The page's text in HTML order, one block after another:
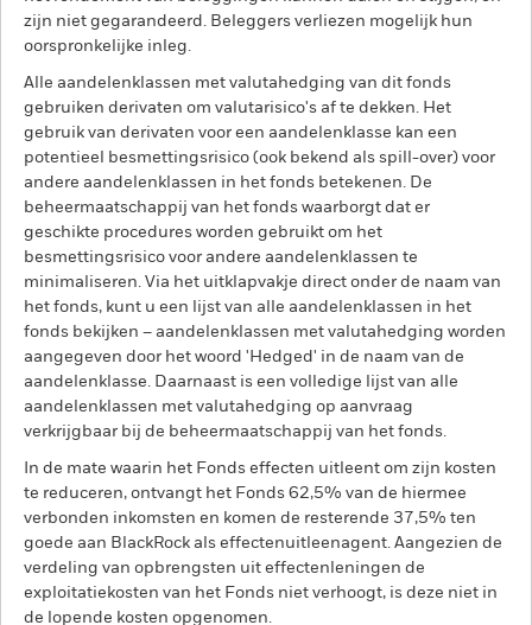
zijn niet gegarandeerd. Beleggers verliezen mogelijk hun
oorspronkelijke inleg.
Alle aandelenklassen met valutahedging van dit fonds
gebruiken derivaten om valutarisico's af te dekken. Het
gebruik van derivaten voor een aandelenklasse kan een
potentieel besmettingsrisico (ook bekend als spill-over) voor
andere aandelenklassen in het fonds betekenen. De
beheermaatschappij van het fonds waarborgt dat er
geschikte procedures worden gebruikt om het
besmettingsrisico voor andere aandelenklassen te
minimaliseren. Via het uitklapvakje direct onder de naam van
het fonds, kunt u een lijst van alle aandelenklassen in het
fonds bekijken – aandelenklassen met valutahedging worden
aangegeven door het woord 'Hedged' in de naam van de
aandelenklasse. Daarnaast is een volledige lijst van alle
aandelenklassen met valutahedging op aanvraag
verkrijgbaar bij de beheermaatschappij van het fonds.
In de mate waarin het Fonds effecten uitleent om zijn kosten
te reduceren, ontvangt het Fonds 62,5% van de hiermee
verbonden inkomsten en komen de resterende 37,5% ten
goede aan BlackRock als effectenuitleenagent. Aangezien de
verdeling van opbrengsten uit effectenleningen de
exploitatiekosten van het Fonds niet verhoogt, is deze niet in
de lopende kosten opgenomen.